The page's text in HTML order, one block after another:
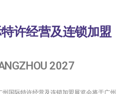
许经营及连锁加盟
2027
国际特许经营及连锁加盟展览会将于广州